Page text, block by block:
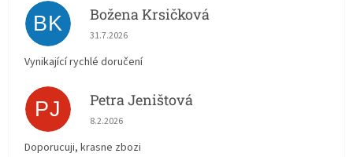
BK Božena Krsičková
Hodnocení obchodu je 5 z 5 hvězdiček.
31.7.2026
Vynikající rychlé doručení
PJ Petra Jeništová
Hodnocení obchodu je 5 z 5 hvězdiček.
8.2.2026
Doporucuji, krasne zbozi